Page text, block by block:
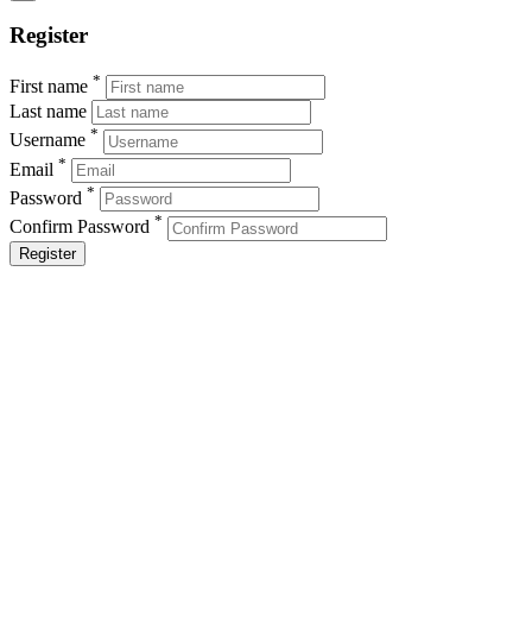
Register
First name *
Last name
Username *
Email *
Password *
Confirm Password *
Register